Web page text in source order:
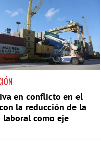
en conflicto en el
la reducción de la
laboral como eje